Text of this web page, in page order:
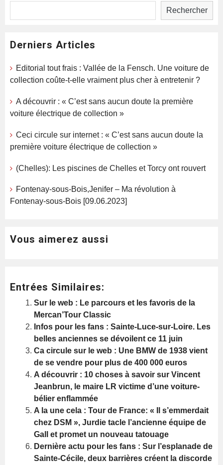
Rechercher
Derniers Articles
Editorial tout frais : Vallée de la Fensch. Une voiture de
collection coûte-t-elle vraiment plus cher à entretenir ?
A découvrir : « C’est sans aucun doute la première
voiture électrique de collection »
Ceci circule sur internet : « C’est sans aucun doute la
première voiture électrique de collection »
(Chelles): Les piscines de Chelles et Torcy ont rouvert
Fontenay-sous-Bois,Jenifer – Ma révolution à
Fontenay-sous-Bois [09.06.2023]
Vous aimerez aussi
Entrées Similaires:
Sur le web : Le parcours et les favoris de la
Mercan’Tour Classic
Infos pour les fans : Sainte-Luce-sur-Loire. Les
belles anciennes se dévoilent ce 11 juin
Ca circule sur le web : Une BMW de 1938 vient
de se vendre pour plus de 400 000 euros
A découvrir : 10 choses à savoir sur Vincent
Jeanbrun, le maire LR victime d’une voiture-
bélier enflammée
A la une cela : Tour de France: « Il s’emmerdait
chez DSM », Jurdie tacle l’ancienne équipe de
Gall et promet un nouveau tatouage
Dernière actu pour les fans : Sur l’esplanade de
Sainte-Cécile, deux barrières créent la discorde